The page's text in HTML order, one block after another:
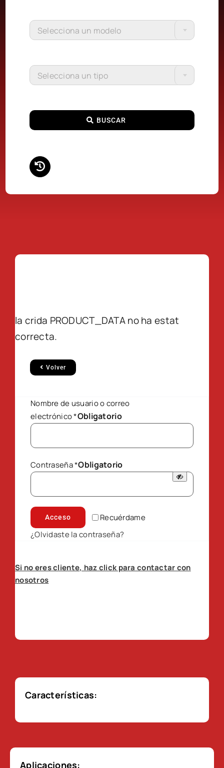
Selecciona un modelo
Selecciona un tipo
BUSCAR
la crida PRODUCT_DATA no ha estat
correcta.
Volver
Nombre de usuario o correo
electrónico*Obligatorio
Contraseña*Obligatorio
Recuérdame
Acceso
¿Olvidaste la contraseña?
Si no eres cliente, haz click para contactar con
nosotros
Características:
Aplicaciones: